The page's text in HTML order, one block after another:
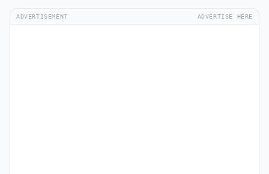
ADVERTISEMENT ADVERTISE HERE